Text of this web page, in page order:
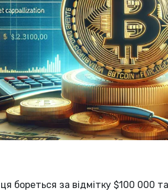
бореться за відмітку $100 000